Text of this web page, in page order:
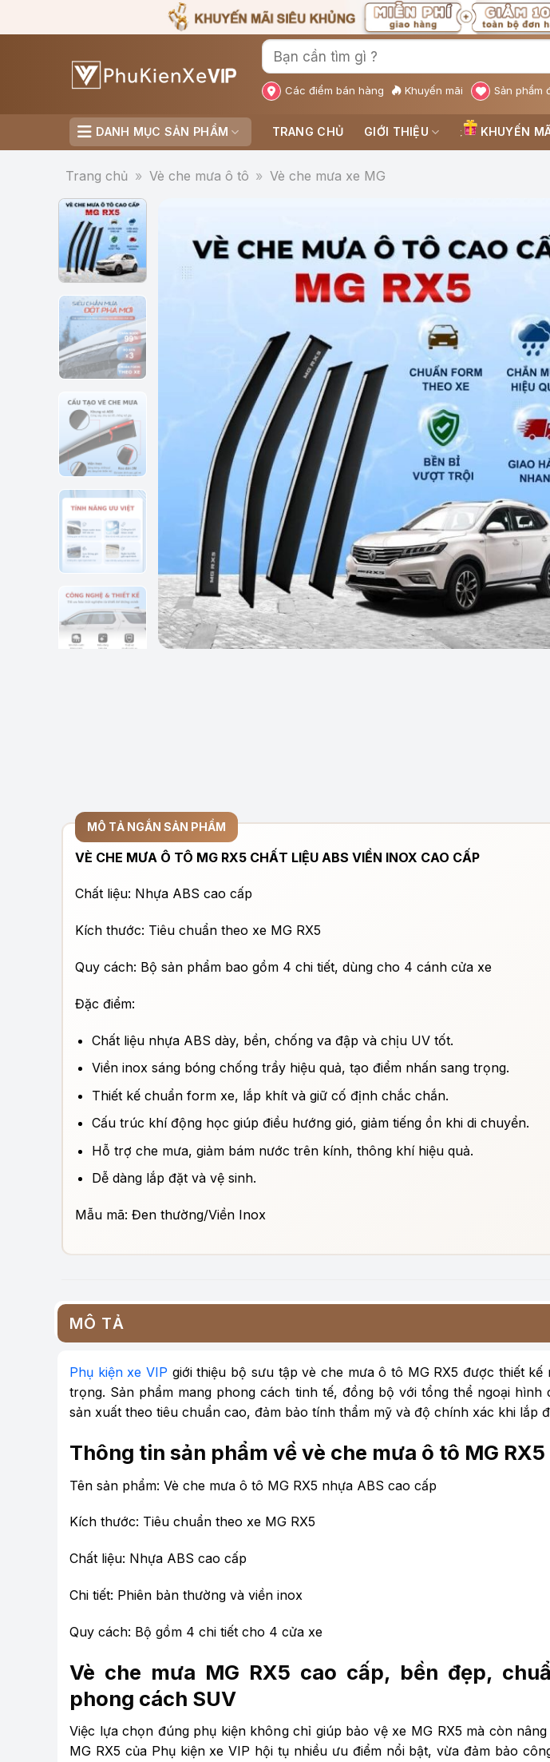
qua
Các điểm bán hàng Khuyến mãi Sản phẩm
DANH MỤC SẢN PHẨM TRANG CHỦ GIỚI THIỆU KHUYẾN
Trang chủ » Vè che mưa ô tô » Vè che mưa xe MG
MÔ TẢ NGẮN SẢN PHẨM
VÈ CHE MƯA Ô TÔ MG RX5 CHẤT LIỆU ABS VIỀN INOX CAO CẤP
Chất liệu: Nhựa ABS cao cấp
Kích thước: Tiêu chuẩn theo xe MG RX5
Quy cách: Bộ sản phẩm bao gồm 4 chi tiết, dùng cho 4 cánh cửa xe
Đặc điểm:
Chất liệu nhựa ABS dày, bền, chống va đập và chịu UV tốt.
Viền inox sáng bóng chống trầy hiệu quả, tạo điểm nhấn sang trọng.
Thiết kế chuẩn form xe, lắp khít và giữ cố định chắc chắn.
Cấu trúc khí động học giúp điều hướng gió, giảm tiếng ồn khi di chuyển.
Hỗ trợ che mưa, giảm bám nước trên kính, thông khí hiệu quả.
Dễ dàng lắp đặt và vệ sinh.
Mẫu mã: Đen thường/Viền Inox
MÔ TẢ
Phụ kiện xe VIP giới thiệu bộ sưu tập vè che mưa ô tô MG RX5 được thiết
trọng. Sản phẩm mang phong cách tinh tế, đồng bộ với tổng thể ngoại hình
sản xuất theo tiêu chuẩn cao, đảm bảo tính thẩm mỹ và độ chính xác khi lắp
Thông tin sản phẩm về vè che mưa ô tô MG
Tên sản phẩm: Vè che mưa ô tô MG RX5 nhựa ABS cao cấp
Kích thước: Tiêu chuẩn theo xe MG RX5
Chất liệu: Nhựa ABS cao cấp
Chi tiết: Phiên bản thường và viền inox
Quy cách: Bộ gồm 4 chi tiết cho 4 cửa xe
Vè che mưa MG RX5 cao cấp, bền đẹp,
phong cách SUV
Việc lựa chọn đúng phụ kiện không chỉ giúp bảo vệ xe MG RX5 mà còn
MG RX5 của Phụ kiện xe VIP hội tụ nhiều ưu điểm nổi bật, vừa đảm bảo